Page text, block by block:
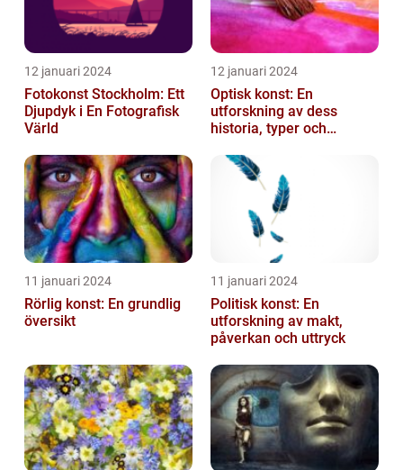
12 januari 2024
Fotokonst Stockholm: Ett
Djupdyk i En Fotografisk
Värld
12 januari 2024
Optisk konst: En
utforskning av dess
historia, typer och
11 januari 2024
Rörlig konst: En grundlig
översikt
11 januari 2024
Politisk konst: En
utforskning av makt,
påverkan och uttryck